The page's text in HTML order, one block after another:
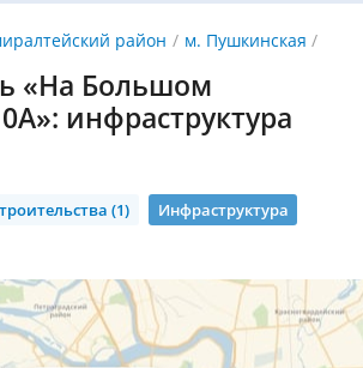
район м. Пушкинская
«На Большом
инфраструктура
(1)
Инфраструктура